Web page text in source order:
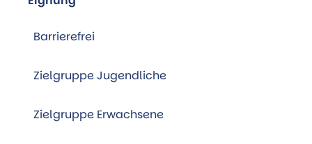
Barrierefrei
Zielgruppe Jugendliche
Zielgruppe Erwachsene